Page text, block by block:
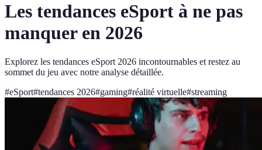
Les tendances eSport à ne pas
manquer en 2026
Explorez les tendances eSport 2026 incontournables et restez au
sommet du jeu avec notre analyse détaillée.
#eSport#tendances 2026#gaming#réalité virtuelle#streaming